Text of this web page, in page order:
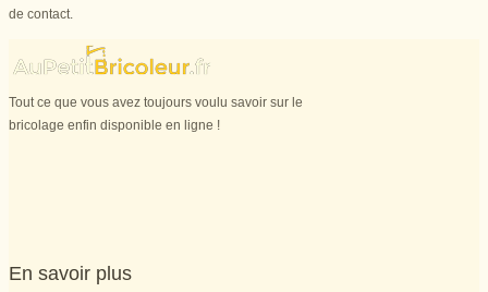
de contact.
Tout ce que vous avez toujours voulu savoir sur le
bricolage enfin disponible en ligne !
En savoir plus